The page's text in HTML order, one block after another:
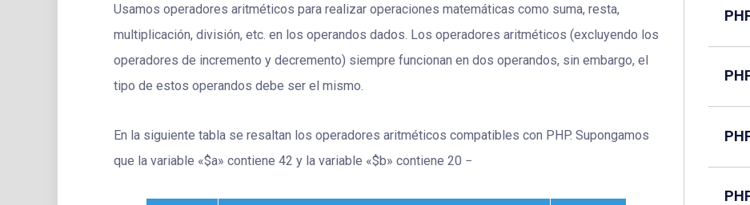
Usamos operadores aritméticos para realizar operaciones matemáticas como suma, resta,
multiplicación, división, etc. en los operandos dados. Los operadores aritméticos (excluyendo los
operadores de incremento y decremento) siempre funcionan en dos operandos, sin embargo, el
tipo de estos operandos debe ser el mismo.
En la siguiente tabla se resaltan los operadores aritméticos compatibles con PHP. Supongamos
que la variable «$a» contiene 42 y la variable «$b» contiene 20 −